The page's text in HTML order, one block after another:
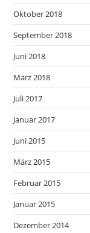
Oktober 2018
September 2018
Juni 2018
März 2018
Juli 2017
Januar 2017
Juni 2015
März 2015
Februar 2015
Januar 2015
Dezember 2014